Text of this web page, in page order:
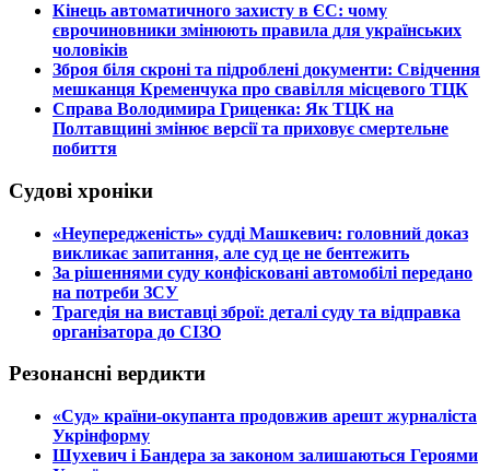
​Кінець автоматичного захисту в ЄС: чому
єврочиновники змінюють правила для українських
чоловіків
​Зброя біля скроні та підроблені документи: Свідчення
мешканця Кременчука про свавілля місцевого ТЦК
​Справа Володимира Гриценка: Як ТЦК на
Полтавщині змінює версії та приховує смертельне
побиття
Судові хроніки
​«Неупередженість» судді Машкевич: головний доказ
викликає запитання, але суд це не бентежить
​За рішеннями суду конфісковані автомобілі передано
на потреби ЗСУ
​Трагедія на виставці зброї: деталі суду та відправка
організатора до СІЗО
Резонансні вердикти
​«Суд» країни-окупанта продовжив арешт журналіста
Укрінформу
Шухевич і Бандера за законом залишаються Героями